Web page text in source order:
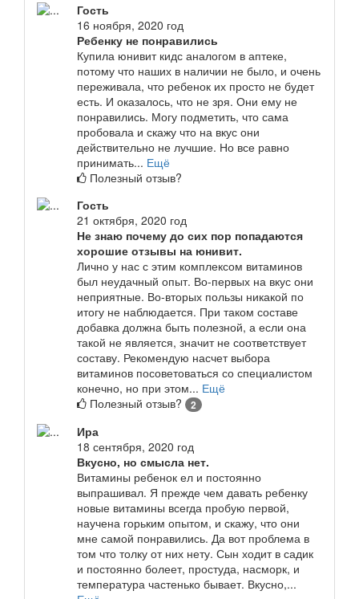
Гость
16 ноября, 2020 год
Ребенку не понравились
Купила юнивит кидс аналогом в аптеке,
потому что наших в наличии не было, и очень
переживала, что ребенок их просто не будет
есть. И оказалось, что не зря. Они ему не
понравились. Могу подметить, что сама
пробовала и скажу что на вкус они
действительно не лучшие. Но все равно
принимать... Ещё
Полезный отзыв?
Гость
21 октября, 2020 год
Не знаю почему до сих пор попадаются
хорошие отзывы на юнивит.
Лично у нас с этим комплексом витаминов
был неудачный опыт. Во-первых на вкус они
неприятные. Во-вторых пользы никакой по
итогу не наблюдается. При таком составе
добавка должна быть полезной, а если она
такой не является, значит не соответствует
составу. Рекомендую насчет выбора
витаминов посоветоваться со специалистом
конечно, но при этом... Ещё
Полезный отзыв?
2
Ира
18 сентября, 2020 год
Вкусно, но смысла нет.
Витамины ребенок ел и постоянно
выпрашивал. Я прежде чем давать ребенку
новые витамины всегда пробую первой,
научена горьким опытом, и скажу, что они
мне самой понравились. Да вот проблема в
том что толку от них нету. Сын ходит в садик
и постоянно болеет, простуда, насморк, и
температура частенько бывает. Вкусно,...